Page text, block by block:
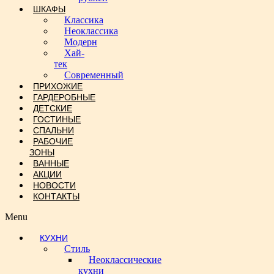
ШКАФЫ
Классика
Неоклассика
Модерн
Хай-
тек
Современный
ПРИХОЖИЕ
ГАРДЕРОБНЫЕ
ДЕТСКИЕ
ГОСТИНЫЕ
СПАЛЬНИ
РАБОЧИЕ
ЗОНЫ
ВАННЫЕ
АКЦИИ
НОВОСТИ
КОНТАКТЫ
Menu
КУХНИ
Стиль
Неоклассические
кухни